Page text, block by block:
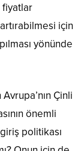
için
yönünde
Çinli
önemli
politikası